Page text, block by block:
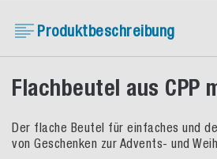
Produktbeschreibung
Flachbeutel aus CPP
Der flache Beutel für einfaches und
von Geschenken zur Advents- und